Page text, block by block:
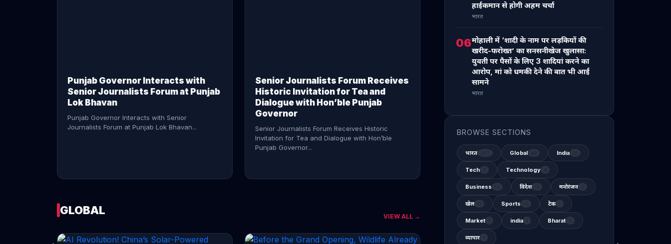
Punjab Governor Interacts with
Senior Journalists Forum at Punjab
Lok Bhavan
Punjab Governor Interacts with Senior
Journalists Forum at Punjab Lok Bhavan...
Senior Journalists Forum Receives
Historic Invitation for Tea and
Dialogue with Hon’ble Punjab
Governor
Senior Journalists Forum Receives Historic
Invitation for Tea and Dialogue with Hon’ble
Punjab Governor...
GLOBAL VIEW ALL →
हाईकमान से होगी अहम चर्चा
भारत
06मोहाली में ‘शादी के नाम पर लड़कियों की
खरीद-फरोख्त’ का सनसनीखेज खुलासा:
युवती पर पैसों के लिए 3 शादियां करने का
आरोप, मां को धमकी देने की बात भी आई
सामने
भारत
BROWSE SECTIONS
भारत Global India
Tech Technology
Business विदेश मनोरंजन
खेल Sports टेक
Market india Bharat
व्यापार